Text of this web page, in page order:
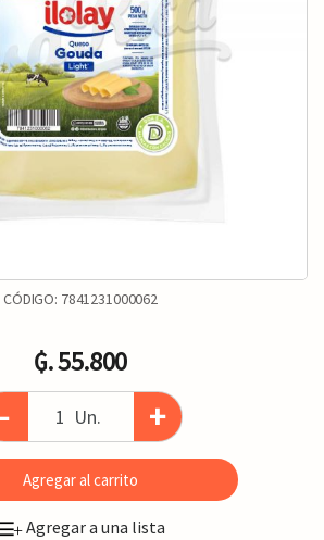
CÓDIGO: 7841231000062
₲. 55.800
- Un. +
Agregar al carrito
+Agregar a una lista